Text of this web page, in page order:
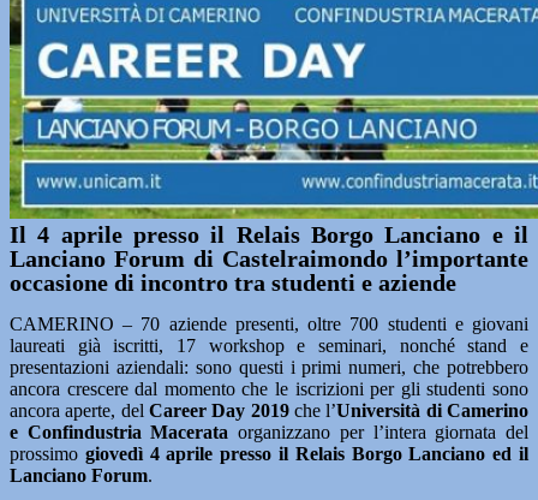
Il 4 aprile presso il Relais Borgo Lanciano e il
Lanciano Forum di Castelraimondo l’importante
occasione di incontro tra studenti e aziende
CAMERINO – 70 aziende presenti, oltre 700 studenti e giovani
laureati già iscritti, 17 workshop e seminari, nonché stand e
presentazioni aziendali: sono questi i primi numeri, che potrebbero
ancora crescere dal momento che le iscrizioni per gli studenti sono
ancora aperte, del Career Day 2019che l’Università di Camerino
e Confindustria Macerata organizzano per l’intera giornata del
prossimo giovedì 4 aprile presso il Relais Borgo Lanciano ed il
Lanciano Forum.